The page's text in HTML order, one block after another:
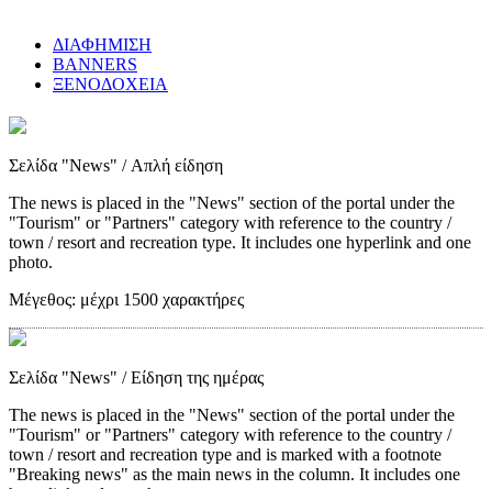
ΔΙΑΦΗΜΙΣΗ
BANNERS
ΞΕΝΟΔΟΧΕΙΑ
Σελίδα "News" / Απλή είδηση
The news is placed in the "News" section of the portal under the
"Tourism" or "Partners" category with reference to the country /
town / resort and recreation type. It includes one hyperlink and one
photo.
Μέγεθος: μέχρι 1500 χαρακτήρες
Σελίδα "News" / Είδηση της ημέρας
The news is placed in the "News" section of the portal under the
"Tourism" or "Partners" category with reference to the country /
town / resort and recreation type and is marked with a footnote
"Breaking news" as the main news in the column. It includes one